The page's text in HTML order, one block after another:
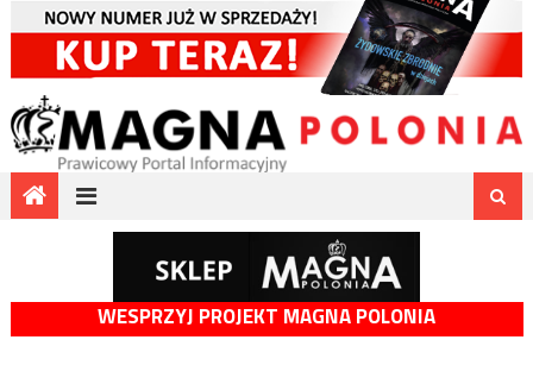
WESPRZYJ PROJEKT MAGNA POLONIA